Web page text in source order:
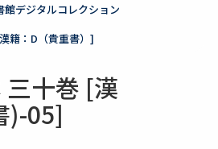
館デジタルコレクション
籍：D（貴重書）]
十巻 [漢
)-05]